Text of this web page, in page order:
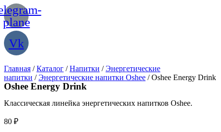
plane
Vk
Главная /Каталог /Напитки /Энергетические
напитки /Энергетические напитки Oshee / Oshee Energy Drink
Oshee Energy Drink
Классическая линейка энергетических напитков Oshee.
80 ₽